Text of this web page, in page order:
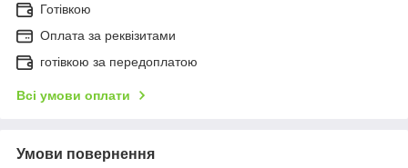
Готівкою
Оплата за реквізитами
готівкою за передоплатою
Всі умови оплати
Умови повернення